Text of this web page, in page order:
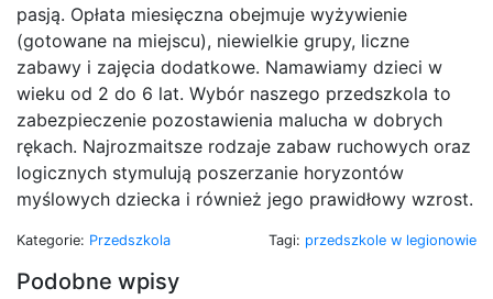
pasją. Opłata miesięczna obejmuje wyżywienie
(gotowane na miejscu), niewielkie grupy, liczne
zabawy i zajęcia dodatkowe. Namawiamy dzieci w
wieku od 2 do 6 lat. Wybór naszego przedszkola to
zabezpieczenie pozostawienia malucha w dobrych
rękach. Najrozmaitsze rodzaje zabaw ruchowych oraz
logicznych stymulują poszerzanie horyzontów
myślowych dziecka i również jego prawidłowy wzrost.
Kategorie: Przedszkola Tagi: przedszkole w legionowie
Podobne wpisy